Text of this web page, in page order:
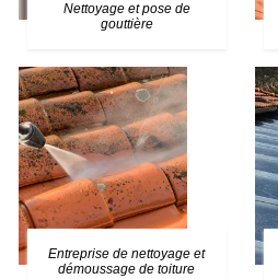
Nettoyage et pose de
gouttière
Entreprise de nettoyage et
démoussage de toiture